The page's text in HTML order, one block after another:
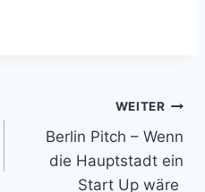
WEITER
Berlin Pitch – Wenn
die Hauptstadt ein
Start Up wäre